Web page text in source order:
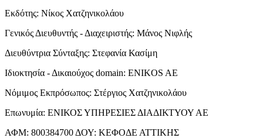
Εκδότης: Νίκος Χατζηνικολάου
Γενικός Διευθυντής - Διαχειριστής: Μάνος Νιφλής
Διευθύντρια Σύνταξης: Στεφανία Κασίμη
Ιδιοκτησία - Δικαιούχος domain: ENIKOS AE
Νόμιμος Εκπρόσωπος: Στέργιος Χατζηνικολάου
Επωνυμία: ΕΝΙΚΟΣ ΥΠΗΡΕΣΙΕΣ ΔΙΑΔΙΚΤΥΟΥ ΑΕ
ΑΦΜ: 800384700 ΔΟΥ: ΚΕΦΟΔΕ ΑΤΤΙΚΗΣ